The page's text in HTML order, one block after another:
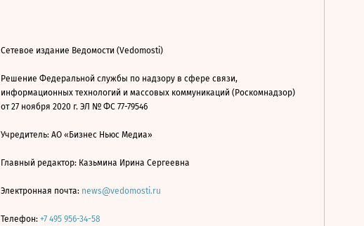
Сетевое издание Ведомости (Vedomosti)
Решение Федеральной службы по надзору в сфере связи,
информационных технологий и массовых коммуникаций (Роскомнадзор)
от 27 ноября 2020 г. ЭЛ № ФС 77-79546
Учредитель: АО «Бизнес Ньюс Медиа»
Главный редактор: Казьмина Ирина Сергеевна
Электронная почта: news@vedomosti.ru
Телефон: +7 495 956-34-58